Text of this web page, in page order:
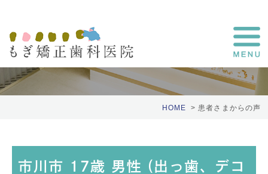
患者さまの声
HOME 患者さまからの声
市川市 17歳 男性 (出っ歯、デコ